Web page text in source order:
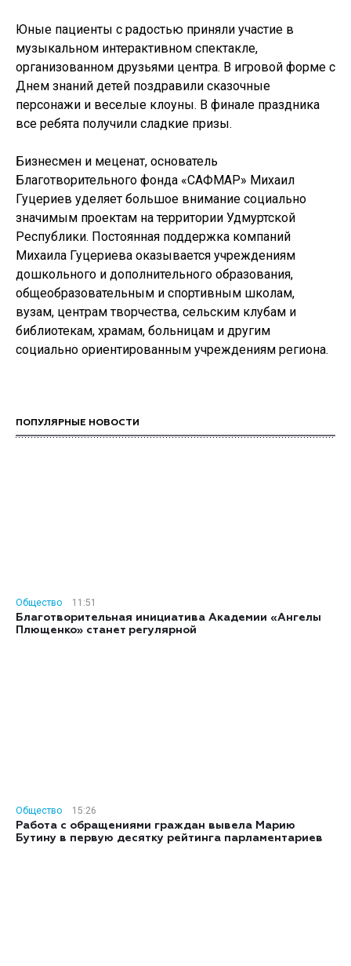
Юные пациенты с радостью приняли участие в
музыкальном интерактивном спектакле,
организованном друзьями центра. В игровой форме с
Днем знаний детей поздравили сказочные
персонажи и веселые клоуны. В финале праздника
все ребята получили сладкие призы.
Бизнесмен и меценат, основатель
Благотворительного фонда «САФМАР» Михаил
Гуцериев уделяет большое внимание социально
значимым проектам на территории Удмуртской
Республики. Постоянная поддержка компаний
Михаила Гуцериева оказывается учреждениям
дошкольного и дополнительного образования,
общеобразовательным и спортивным школам,
вузам, центрам творчества, сельским клубам и
библиотекам, храмам, больницам и другим
социально ориентированным учреждениям региона.
ПОПУЛЯРНЫЕ НОВОСТИ
Общество
11:51
Благотворительная инициатива Академии «Ангелы
Плющенко» станет регулярной
Общество
15:26
Работа с обращениями граждан вывела Марию
Бутину в первую десятку рейтинга парламентариев